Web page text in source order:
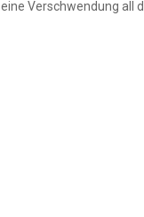
eine Verschwendung all